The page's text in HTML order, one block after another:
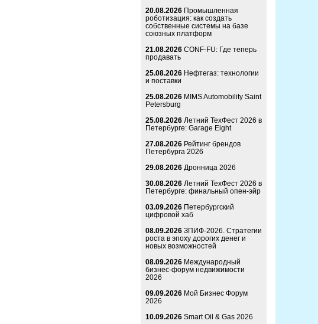
20.08.2026 Промышленная
роботизация: как создать
собственные системы на базе
союзных платформ
21.08.2026 CONF-FU: Где теперь
продавать
25.08.2026 Нефтегаз: технологии
и поставки
25.08.2026 MIMS Automobility Saint
Petersburg
25.08.2026 Летний ТехФест 2026 в
Петербурге: Garage Eight
27.08.2026 Рейтинг брендов
Петербурга 2026
29.08.2026 Дронница 2026
30.08.2026 Летний ТехФест 2026 в
Петербурге: финальный опен-эйр
03.09.2026 Петербургский
цифровой хаб
08.09.2026 ЗПИФ-2026. Стратегии
роста в эпоху дорогих денег и
новых возможностей
08.09.2026 Международный
бизнес-форум недвижимости
2026
09.09.2026 Мой Бизнес Форум
2026
10.09.2026 Smart Oil & Gas 2026